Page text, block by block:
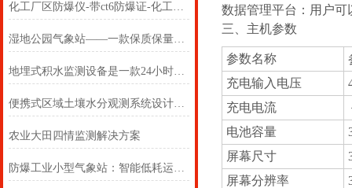
化工厂区防爆仪-带ct6防爆证-化工厂区防爆仪
湿地公园气象站——一款保质保量的固定式超声波气象监测站#2023已更新
地埋式积水监测设备是一款24小时在线的城市内涝监测设施
便携式区域土壤水分观测系统设计方案
农业大田四情监测解决方案
防爆工业小型气象站：智能低耗运维，降低工业安全监测管理成本
数据管理平台：用户
三、主机参数
参数名称
充电输入电压
充电电流
电池容量
屏幕尺寸
屏幕分辨率